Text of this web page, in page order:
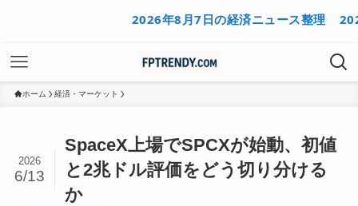
2026年8月7日の経済ニュース整理 2026年8月
ホーム 経済・マーケット
SpaceX上場でSPCXが始動、初値
と2兆ドル評価をどう切り分ける
か
2026
6/13